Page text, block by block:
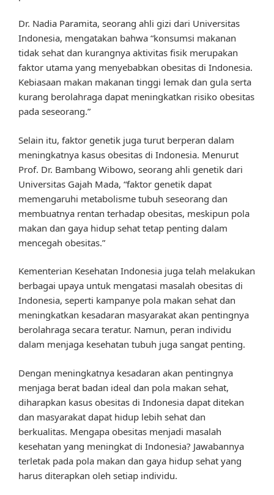
Dr. Nadia Paramita, seorang ahli gizi dari Universitas
Indonesia, mengatakan bahwa “konsumsi makanan
tidak sehat dan kurangnya aktivitas fisik merupakan
faktor utama yang menyebabkan obesitas di Indonesia.
Kebiasaan makan makanan tinggi lemak dan gula serta
kurang berolahraga dapat meningkatkan risiko obesitas
pada seseorang.”
Selain itu, faktor genetik juga turut berperan dalam
meningkatnya kasus obesitas di Indonesia. Menurut
Prof. Dr. Bambang Wibowo, seorang ahli genetik dari
Universitas Gajah Mada, “faktor genetik dapat
memengaruhi metabolisme tubuh seseorang dan
membuatnya rentan terhadap obesitas, meskipun pola
makan dan gaya hidup sehat tetap penting dalam
mencegah obesitas.”
Kementerian Kesehatan Indonesia juga telah melakukan
berbagai upaya untuk mengatasi masalah obesitas di
Indonesia, seperti kampanye pola makan sehat dan
meningkatkan kesadaran masyarakat akan pentingnya
berolahraga secara teratur. Namun, peran individu
dalam menjaga kesehatan tubuh juga sangat penting.
Dengan meningkatnya kesadaran akan pentingnya
menjaga berat badan ideal dan pola makan sehat,
diharapkan kasus obesitas di Indonesia dapat ditekan
dan masyarakat dapat hidup lebih sehat dan
berkualitas. Mengapa obesitas menjadi masalah
kesehatan yang meningkat di Indonesia? Jawabannya
terletak pada pola makan dan gaya hidup sehat yang
harus diterapkan oleh setiap individu.